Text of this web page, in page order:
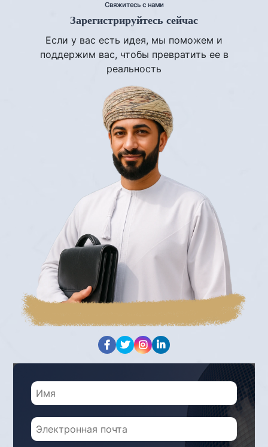
Свяжитесь с нами
Зарегистрируйтесь сейчас
Если у вас есть идея, мы поможем и
поддержим вас, чтобы превратить ее в
реальность